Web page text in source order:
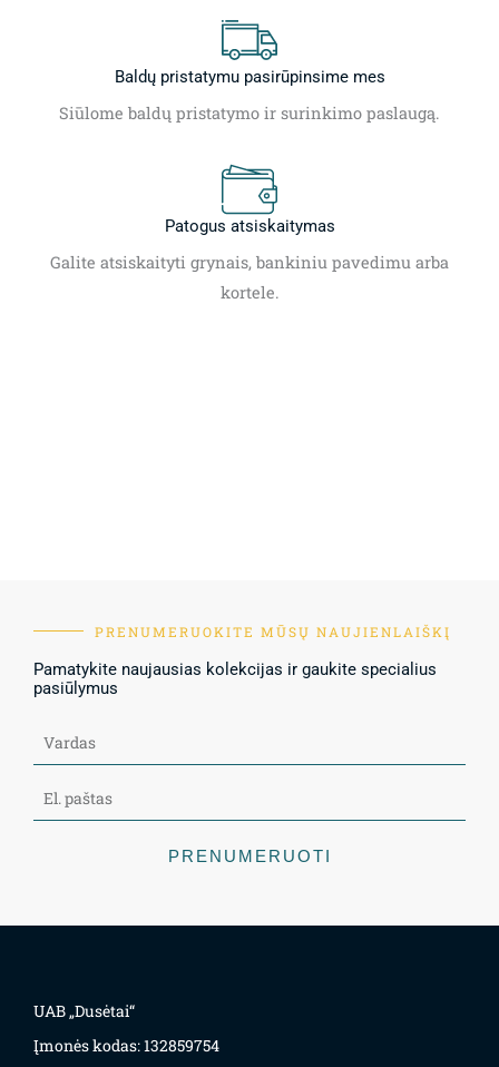
Baldų pristatymu pasirūpinsime mes
Siūlome baldų pristatymo ir surinkimo paslaugą.
Patogus atsiskaitymas
Galite atsiskaityti grynais, bankiniu pavedimu arba
kortele.
PRENUMERUOKITE MŪSŲ NAUJIENLAIŠKĮ
Pamatykite naujausias kolekcijas ir gaukite specialius
pasiūlymus
PRENUMERUOTI
UAB „Dusėtai“
Įmonės kodas: 132859754